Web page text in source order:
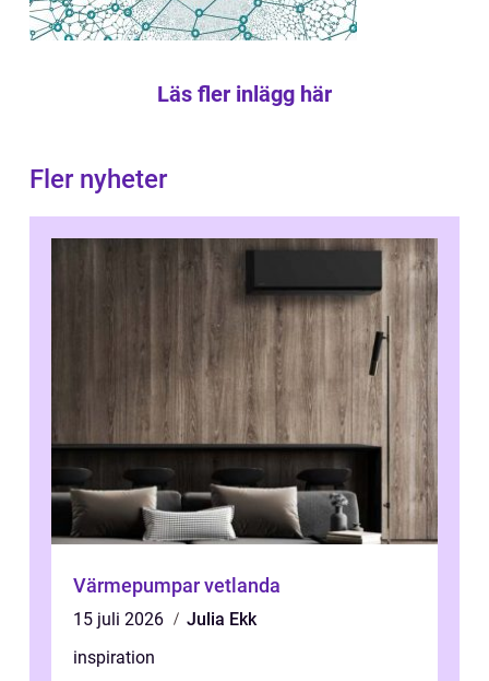
Läs fler inlägg här
Fler nyheter
Värmepumpar vetlanda
15 juli 2026
Julia Ekk
inspiration